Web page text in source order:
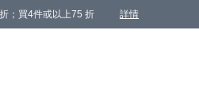
；買4件或以上75 折 詳情